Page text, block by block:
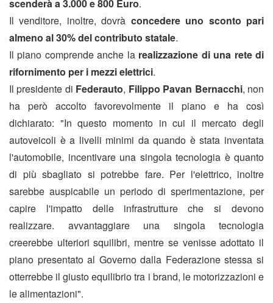
scenderà a 3.000 e 800 Euro.
Il venditore, inoltre, dovrà concedere uno sconto pari
almeno al 30% del contributo statale.
Il piano comprende anche la realizzazione di una rete di
rifornimento per i mezzi elettrici.
Il presidente di Federauto, Filippo Pavan Bernacchi, non
ha però accolto favorevolmente il piano e ha così
dichiarato: "In questo momento in cui il mercato degli
autoveicoli è a livelli minimi da quando è stata inventata
l'automobile, incentivare una singola tecnologia è quanto
di più sbagliato si potrebbe fare. Per l'elettrico, inoltre
sarebbe auspicabile un periodo di sperimentazione, per
capire l'impatto delle infrastrutture che si devono
realizzare. avvantaggiare una singola tecnologia
creerebbe ulteriori squilibri, mentre se venisse adottato il
piano presentato al Governo dalla Federazione stessa si
otterrebbe il giusto equilibrio tra i brand, le motorizzazioni e
le alimentazioni".